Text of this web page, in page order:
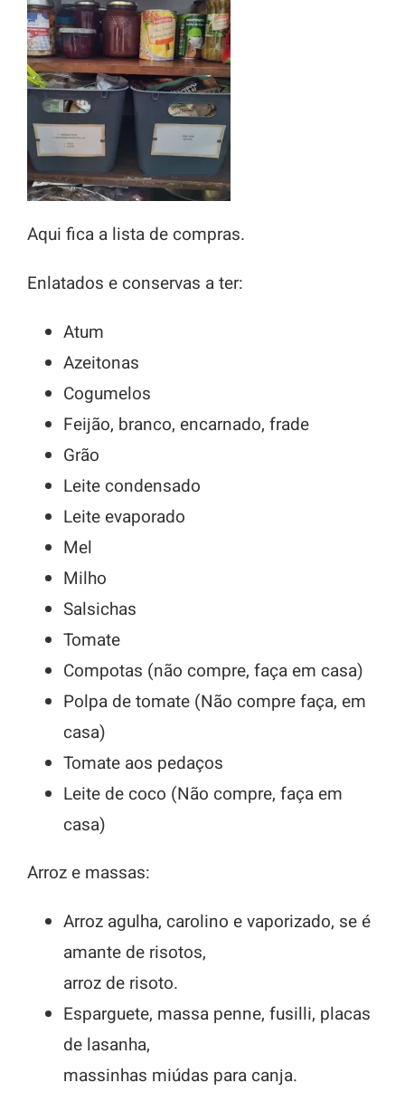
Aqui fica a lista de compras.
Enlatados e conservas a ter:
Atum
Azeitonas
Cogumelos
Feijão, branco, encarnado, frade
Grão
Leite condensado
Leite evaporado
Mel
Milho
Salsichas
Tomate
Compotas (não compre, faça em casa)
Polpa de tomate (Não compre faça, em
casa)
Tomate aos pedaços
Leite de coco (Não compre, faça em
casa)
Arroz e massas:
Arroz agulha, carolino e vaporizado, se é
amante de risotos,
arroz de risoto.
Esparguete, massa penne, fusilli, placas
de lasanha,
massinhas miúdas para canja.